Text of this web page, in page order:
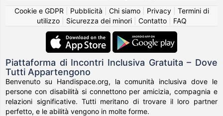
Cookie e GDPR
Pubblicità Chi siamo| Privacy| Termini di
utilizzo| Sicurezza dei minori| Contatto| FAQ
Piattaforma di Incontri Inclusiva Gratuita – Dove
Tutti Appartengono
Benvenuto su Handispace.org, la comunità inclusiva dove le
persone con disabilità si connettono per amicizia, compagnia e
relazioni significative. Tutti meritano di trovare il loro partner
perfetto, e le abilità vengono in molte forme.